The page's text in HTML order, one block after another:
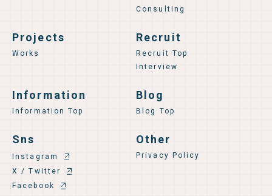
Consulting
Projects
Works
Recruit
Recruit Top
Interview
Information
Information Top
Blog
Blog Top
Sns
Instagram
X / Twitter
Facebook
Other
Privacy Policy